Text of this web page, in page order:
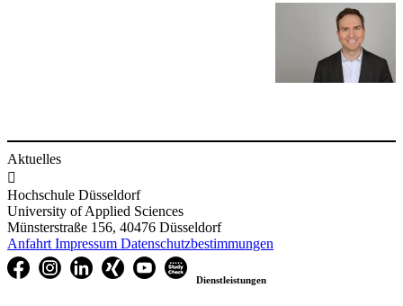
Aktuelles

Hochschule Düsseldorf
University of Applied Sciences
Münsterstraße 156, 40476 Düsseldorf
Anfahrt Impressum Datenschutzbestimmungen
Dienstleistungen